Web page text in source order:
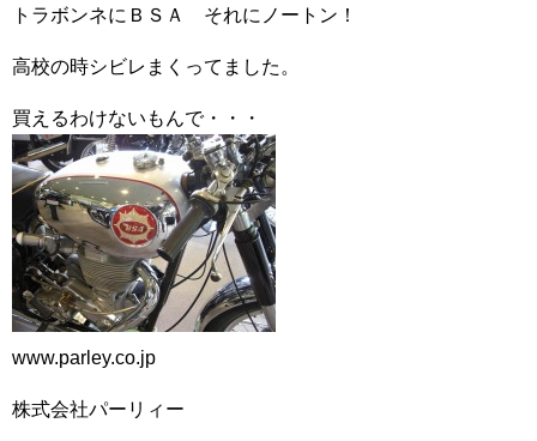
トラボンネにＢＳＡ それにノートン！
高校の時シビレまくってました。
買えるわけないもんで・・・
www.parley.co.jp
株式会社パーリィー